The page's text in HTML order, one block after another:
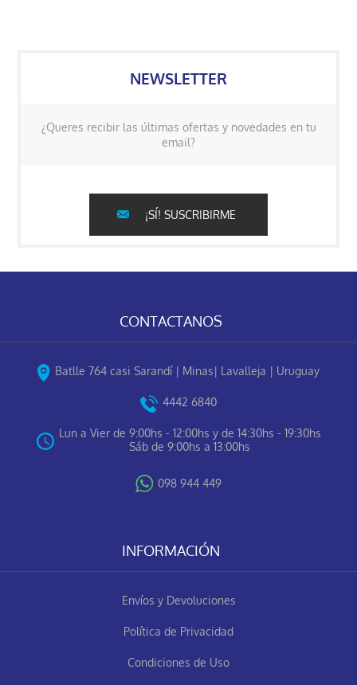
NEWSLETTER
¿Queres recibir las últimas ofertas y novedades en tu
email?
¡SÍ! SUSCRIBIRME
CONTACTANOS
Batlle 764 casi Sarandí | Minas| Lavalleja | Uruguay
4442 6840
Lun a Vier de 9:00hs - 12:00hs y de 14:30hs - 19:30hs
Sáb de 9:00hs a 13:00hs
098 944 449
INFORMACIÓN
Envíos y Devoluciones
Política de Privacidad
Condiciones de Uso